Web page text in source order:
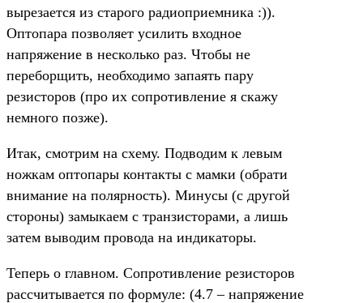
вырезается из старого радиоприемника :)).
Оптопара позволяет усилить входное
напряжение в несколько раз. Чтобы не
переборщить, необходимо запаять пару
резисторов (про их сопротивление я скажу
немного позже).
Итак, смотрим на схему. Подводим к левым
ножкам оптопары контакты с мамки (обрати
внимание на полярность). Минусы (с другой
стороны) замыкаем с транзисторами, а лишь
затем выводим провода на индикаторы.
Теперь о главном. Сопротивление резисторов
рассчитывается по формуле: (4.7 – напряжение